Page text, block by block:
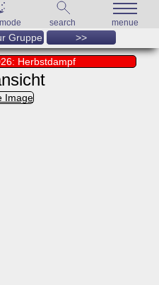
search menue
Gruppe >>
Herbstdampf